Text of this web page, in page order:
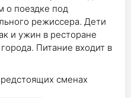
о поездке под
режиссера. Дети
и ужин в ресторане
Питание входит в
сменах